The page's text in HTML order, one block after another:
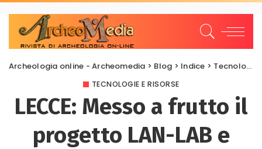
Archeologia online - Archeomedia > Blog > Indice > Tecnologie e risorse
TECNOLOGIE E RISORSE
LECCE: Messo a frutto il
progetto LAN-LAB e